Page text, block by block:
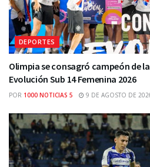
DEPORTES
Olimpia se consagró campeón de
Evolución Sub 14 Femenina 2026
POR 1000 NOTICIAS 5 9 DE AGOSTO DE